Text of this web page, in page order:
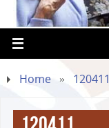
Home » 120411